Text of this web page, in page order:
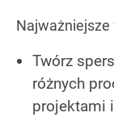
Najważniejsze
Twórz
różnych
projektami